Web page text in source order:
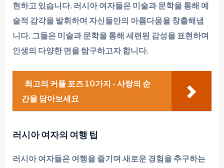
현하고 있습니다. 러시아 여자들은 미술과 문학을 통해 예
술적 감각을 발휘하며 자신들만의 아름다움을 창출해냅
니다. 그들은 미술과 문학을 통해 세련된 감성을 표현하며
인생의 다양한 면을 탐구하고자 합니다.
최고의 커플 포즈 10가지 - 사랑의 순
간을 담아보세요
러시아 여자의 여행 팁
러시아 여자들은 여행을 즐기며 새로운 경험을 추구하는